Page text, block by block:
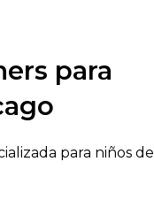
para
para niños de